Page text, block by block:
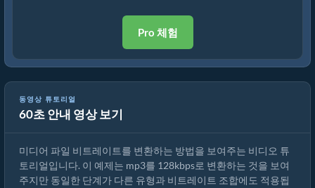
Pro 체험
동영상 튜토리얼
60초 안내 영상 보기
미디어 파일 비트레이트 변환
미디어 파일 비트레이트를 변환하는 방법을 보여주는 비디오 튜
토리얼입니다. 이 예제는 mp3를 128kbps로 변환하는 것을 보여
주지만 동일한 단계가 다른 유형과 비트레이트 조합에도 적용됩